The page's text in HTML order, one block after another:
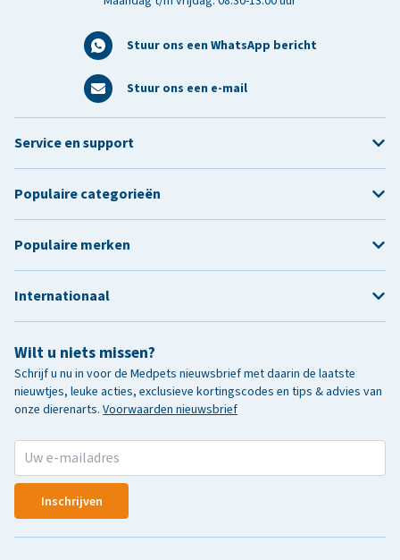
Stuur ons een WhatsApp bericht
Stuur ons een e-mail
Wilt u niets missen?
Schrijf u nu in voor de Medpets nieuwsbrief met daarin de laatste
nieuwtjes, leuke acties, exclusieve kortingscodes en tips & advies van
onze dierenarts. Voorwaarden nieuwsbrief
Inschrijven
Service en support
Populaire categorieën
Populaire merken
Internationaal